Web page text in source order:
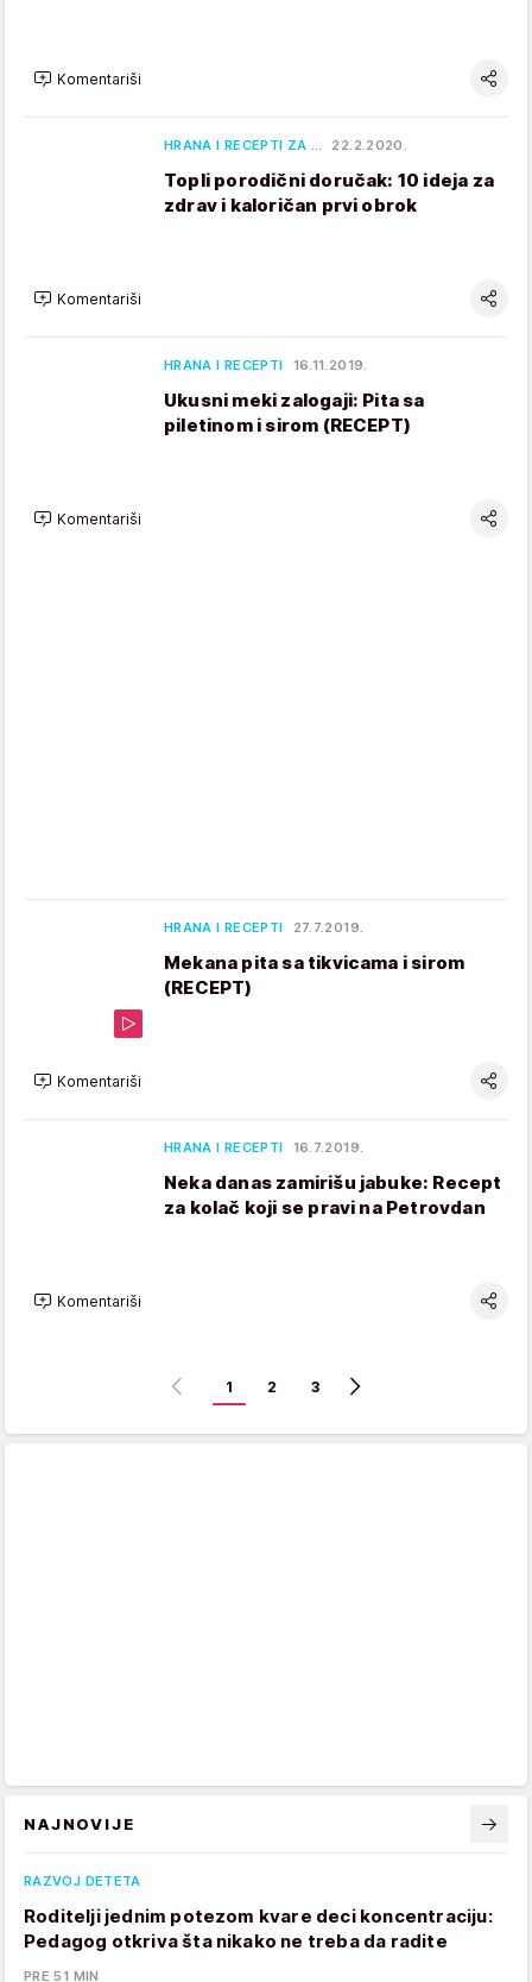
Komentariši
HRANA I RECEPTI ZA … 22.2.2020.
Topli porodični doručak: 10 ideja za
zdrav i kaloričan prvi obrok
Komentariši
HRANA I RECEPTI 16.11.2019.
Ukusni meki zalogaji: Pita sa
piletinom i sirom (RECEPT)
Komentariši
HRANA I RECEPTI 27.7.2019.
Mekana pita sa tikvicama i sirom
(RECEPT)
Komentariši
HRANA I RECEPTI 16.7.2019.
Neka danas zamirišu jabuke: Recept
za kolač koji se pravi na Petrovdan
Komentariši
1 2 3
NAJNOVIJE
RAZVOJ DETETA
Roditelji jednim potezom kvare deci koncentraciju:
Pedagog otkriva šta nikako ne treba da radite
PRE 51 MIN